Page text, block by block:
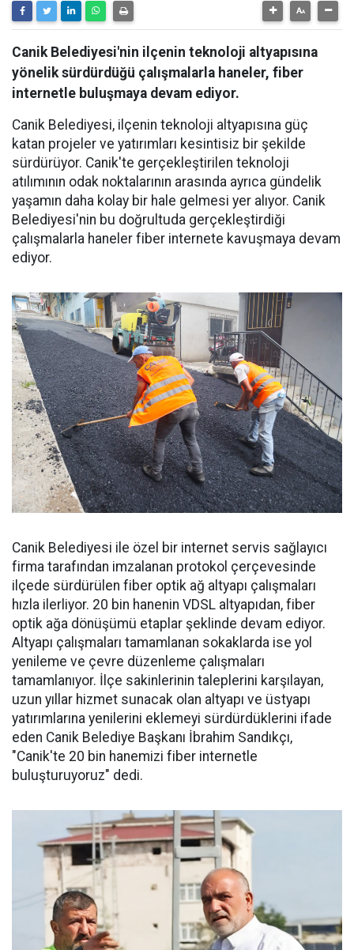
Canik Belediyesi'nin ilçenin teknoloji altyapısına
yönelik sürdürdüğü çalışmalarla haneler, fiber
internetle buluşmaya devam ediyor.
Canik Belediyesi, ilçenin teknoloji altyapısına güç
katan projeler ve yatırımları kesintisiz bir şekilde
sürdürüyor. Canik'te gerçekleştirilen teknoloji
atılımının odak noktalarının arasında ayrıca gündelik
yaşamın daha kolay bir hale gelmesi yer alıyor. Canik
Belediyesi'nin bu doğrultuda gerçekleştirdiği
çalışmalarla haneler fiber internete kavuşmaya devam
ediyor.
Canik Belediyesi ile özel bir internet servis sağlayıcı
firma tarafından imzalanan protokol çerçevesinde
ilçede sürdürülen fiber optik ağ altyapı çalışmaları
hızla ilerliyor. 20 bin hanenin VDSL altyapıdan, fiber
optik ağa dönüşümü etaplar şeklinde devam ediyor.
Altyapı çalışmaları tamamlanan sokaklarda ise yol
yenileme ve çevre düzenleme çalışmaları
tamamlanıyor. İlçe sakinlerinin taleplerini karşılayan,
uzun yıllar hizmet sunacak olan altyapı ve üstyapı
yatırımlarına yenilerini eklemeyi sürdürdüklerini ifade
eden Canik Belediye Başkanı İbrahim Sandıkçı,
"Canik'te 20 bin hanemizi fiber internetle
buluşturuyoruz" dedi.